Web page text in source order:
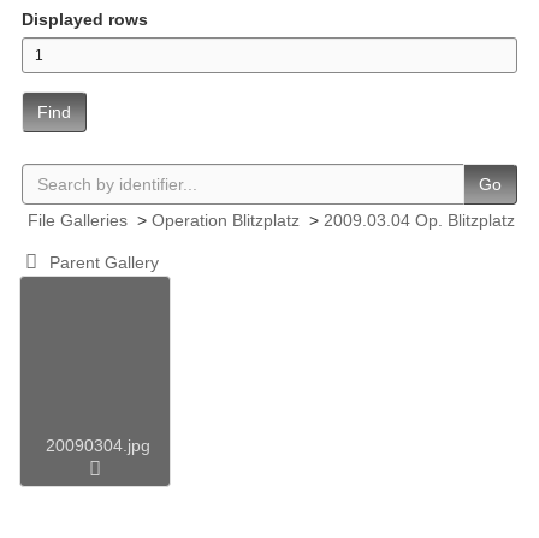
Displayed rows
Find
Go
File Galleries > Operation Blitzplatz > 2009.03.04 Op. Blitzplatz
Parent Gallery
20090304.jpg